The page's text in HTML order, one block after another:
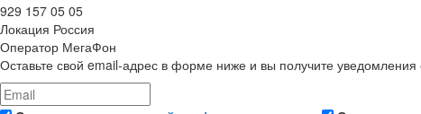
929 157 05 05
Локация Россия
Оператор МегаФон
Оставьте свой email-адрес в форме ниже и вы получите